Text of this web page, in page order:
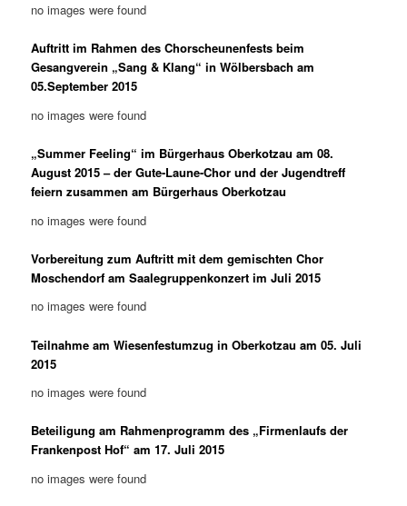
no images were found
Auftritt im Rahmen des Chorscheunenfests beim
Gesangverein „Sang & Klang“ in Wölbersbach am
05.September 2015
no images were found
„Summer Feeling“ im Bürgerhaus Oberkotzau am 08.
August 2015 – der Gute-Laune-Chor und der Jugendtreff
feiern zusammen am Bürgerhaus Oberkotzau
no images were found
Vorbereitung zum Auftritt mit dem gemischten Chor
Moschendorf am Saalegruppenkonzert im Juli 2015
no images were found
Teilnahme am Wiesenfestumzug in Oberkotzau am 05. Juli
2015
no images were found
Beteiligung am Rahmenprogramm des „Firmenlaufs der
Frankenpost Hof“ am 17. Juli 2015
no images were found